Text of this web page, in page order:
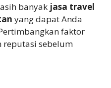
banyak jasa travel
yang dapat Anda
faktor
reputasi sebelum